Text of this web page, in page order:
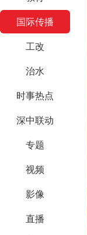
国际传播
工改
治水
时事热点
深中联动
专题
视频
影像
直播